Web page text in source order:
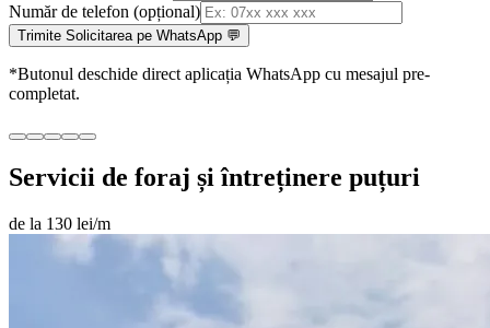
Număr de telefon (opțional)
Trimite Solicitarea pe WhatsApp 💬
*Butonul deschide direct aplicația WhatsApp cu mesajul pre-
completat.
Servicii de foraj și întreținere puțuri
de la 130 lei/m